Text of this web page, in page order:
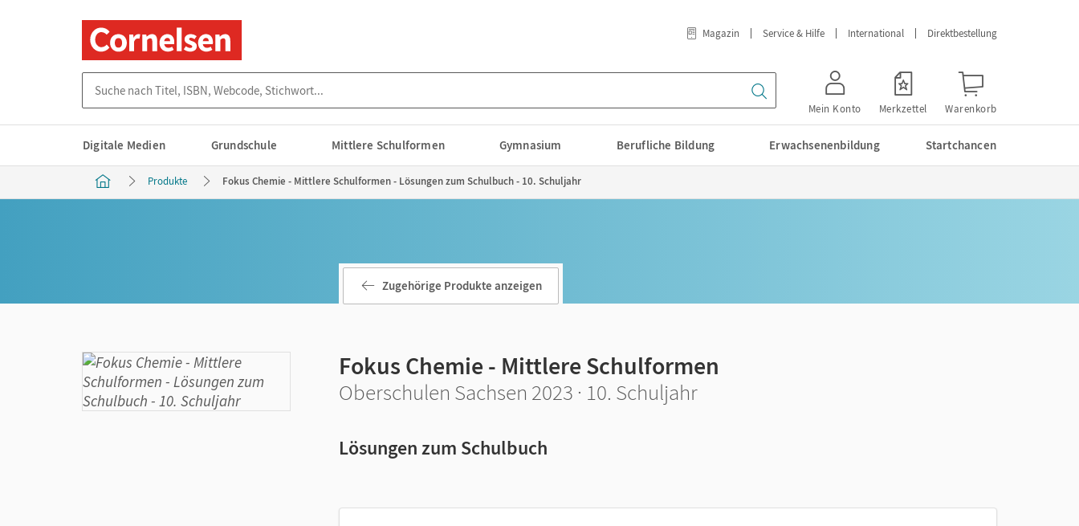
Magazin Service & Hilfe International Direktbestellung
Mein Konto Merkzettel Warenkorb
Digitale Medien Grundschule Mittlere Schulformen Gymnasium Berufliche Bildung Erwachsenenbildung Startchancen
Produkte Fokus Chemie - Mittlere Schulformen - Lösungen zum Schulbuch - 10. Schuljahr
Zugehörige Produkte anzeigen
Fokus Chemie - Mittlere Schulformen
Oberschulen Sachsen 2023 · 10. Schuljahr
Lösungen zum Schulbuch